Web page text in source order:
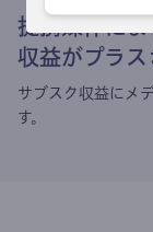
提携媒体によ
収益がプラス
サブスク収益にメ
す。